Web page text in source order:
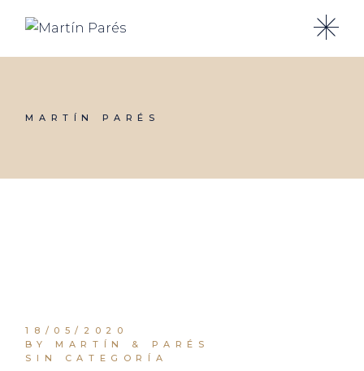
MARTÍN PARÉS
18/05/2020
BY MARTÍN & PARÉS
SIN CATEGORÍA